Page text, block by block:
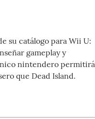
su catálogo para Wii U:
gameplay y
nintendero permitirá
que Dead Island.